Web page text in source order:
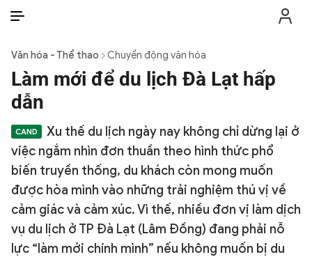
THỜI SỰ
CÔNG AN TRONG LÒNG DÂN
XÃ HỘI
PHÁP LUẬT
Văn hóa - Thể thao Chuyển động văn hóa
Làm mới để du lịch Đà Lạt hấp
dẫn
Xu thế du lịch ngày nay không chỉ dừng lại ở
việc ngắm nhìn đơn thuần theo hình thức phổ
biến truyền thống, du khách còn mong muốn
được hòa mình vào những trải nghiệm thú vị về
cảm giác và cảm xúc. Vì thế, nhiều đơn vị làm dịch
vụ du lịch ở TP Đà Lạt (Lâm Đồng) đang phải nỗ
lực “làm mới chính mình” nếu không muốn bị du